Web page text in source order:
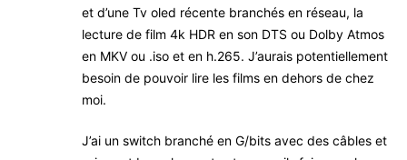
et d’une Tv oled récente branchés en réseau, la
lecture de film 4k HDR en son DTS ou Dolby Atmos
en MKV ou .iso et en h.265. J’aurais potentiellement
besoin de pouvoir lire les films en dehors de chez
moi.
J’ai un switch branché en G/bits avec des câbles et